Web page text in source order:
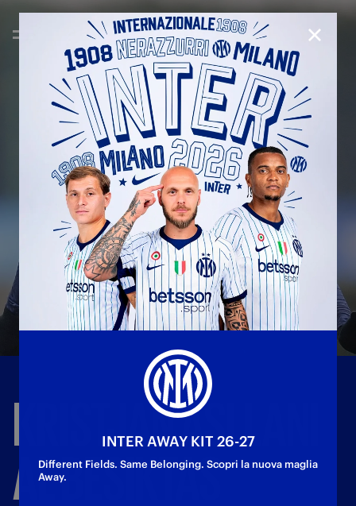
KRISTJANASLLANI
ALBESIKTAS
INTER AWAY KIT 26-27
Different Fields. Same Belonging. Scopri la nuova maglia
Away.